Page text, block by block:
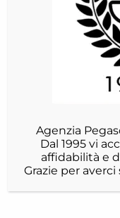
Agenzia
Dal 1995 vi
affidabilità e
Grazie per